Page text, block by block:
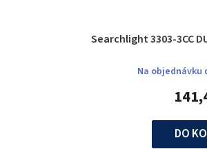
Na objednávku
DO